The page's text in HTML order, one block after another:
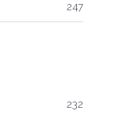
247
232